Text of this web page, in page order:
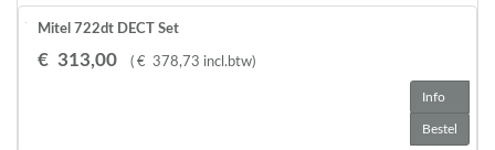
Mitel 722dt DECT Set
€ 313,00 ( € 378,73 incl.btw)
Info
Bestel